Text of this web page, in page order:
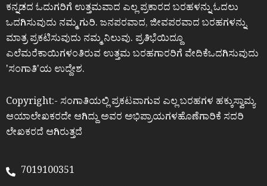
ಕನ್ನಡದ ಓದುಗರಿಗೆ ಉತ್ತಮವಾದ ಎಲ್ಲ ಪ್ರಕಾರದ ಬರಹಳನ್ನು ಓದಲು
ಒದಗಿಸುವುದು ನಮ್ಮ ಗುರಿ. ಜನಪರವಾದ, ಜೀವಪರವಾದ ಬರಹಗಳನ್ನು
ಮಾತ್ರ ಪ್ರಕಟಿಸುವುದು ನಮ್ಮ ನಿಲುವು. ಪ್ರತಿಭೆಯಿದ್ದೂ
ಎಲೆಮರೆಕಾಯಿಗಳಂತಿರುವ ಉತ್ತಮ ಬರಹಗಾರರಿಗೆ ವೇದಿಕೆಒದಗಿಸುವುದು
ʼಸಂಗಾತಿʼಯ ಉದ್ದೇಶ.
Copyright:- ಸಂಗಾತಿಯಲ್ಲಿ ಪ್ರಕಟವಾಗುವ ಎಲ್ಲ ಬರಹಗಳ ಹಕ್ಕುಸ್ವಾಮ್ಯ
ಆಯಾಲೇಖಕರದೇ ಆಗಿದ್ದು ಅವರ ಅಭಿಪ್ರಾಯಗಳಹೊಣೆಗಾರಿಕೆ ಸದರಿ
ಲೇಖಕರದೆ ಆಗಿರುತ್ತದೆ
7019100351